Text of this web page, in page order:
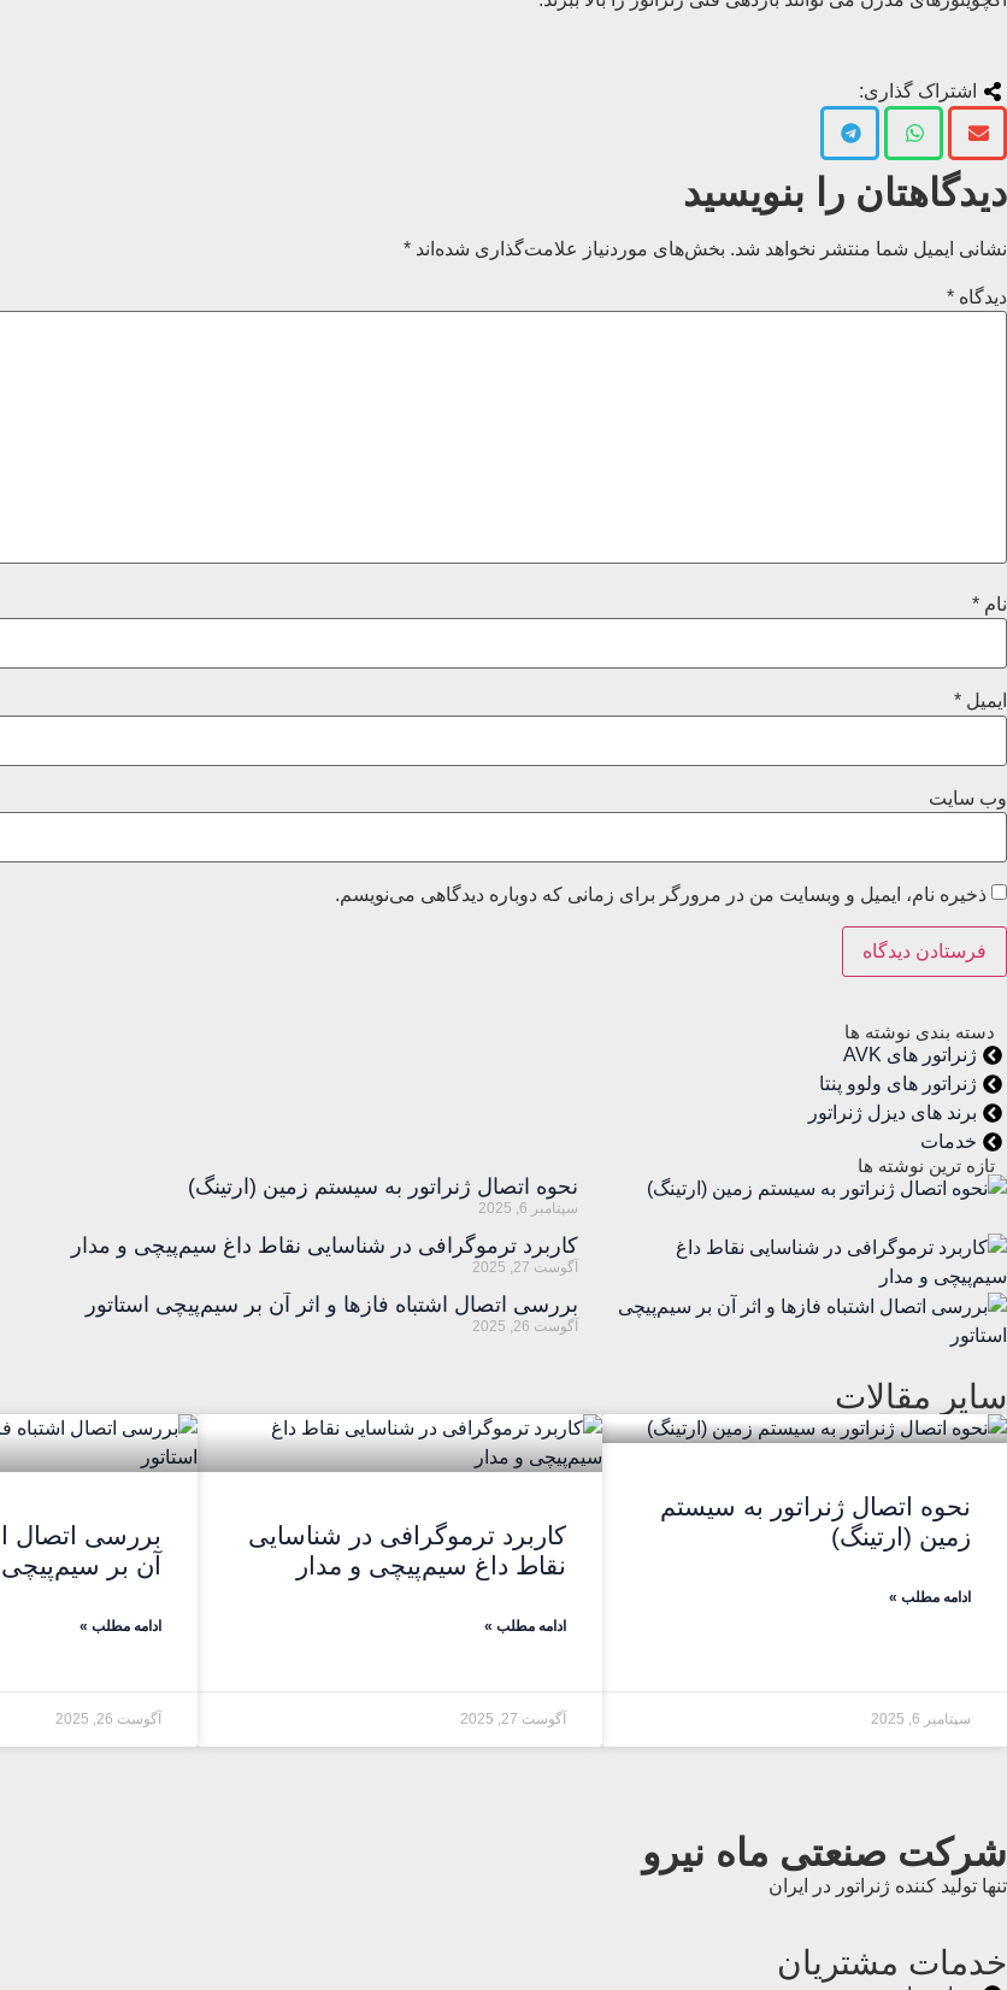
اشتراک گذاری:
دیدگاهتان را بنویسید
نشانی ایمیل شما منتشر نخواهد شد. بخش‌های موردنیاز علامت‌گذاری شده‌اند *
دیدگاه *
نام *
ایمیل *
وب‌ سایت
ذخیره نام، ایمیل و وبسایت من در مرورگر برای زمانی که دوباره دیدگاهی می‌نویسم.
دسته بندی نوشته ها
ژنراتور های AVK
ژنراتور های ولوو پنتا
برند های دیزل ژنراتور
خدمات
تازه ترین نوشته ها
نحوه اتصال ژنراتور به سیستم زمین (ارتینگ)
سپتامبر 6, 2025
کاربرد ترموگرافی در شناسایی نقاط داغ سیم‌پیچی و مدار
آگوست 27, 2025
بررسی اتصال اشتباه فازها و اثر آن بر سیم‌پیچی استاتور
آگوست 26, 2025
سایر مقالات
نحوه اتصال ژنراتور به سیستم
زمین (ارتینگ)
ادامه مطلب »
سپتامبر 6, 2025
کاربرد ترموگرافی در شناسایی
نقاط داغ سیم‌پیچی و مدار
ادامه مطلب »
آگوست 27, 2025
بررسی اتصال
آن بر سیم‌پیچی
ادامه مطلب »
آگوست 26, 2025
شرکت صنعتی ماه نیرو
تنها تولید کننده ژنراتور در ایران
خدمات مشتریان